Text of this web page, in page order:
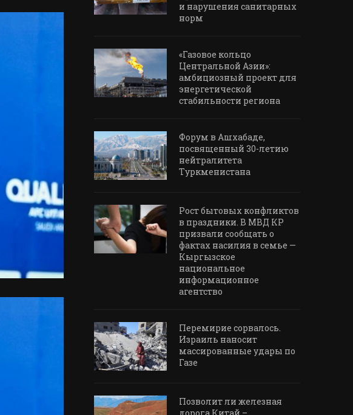
и нарушения санитарных
норм
«Газовое кольцо
Центральной Азии»:
амбициозный проект для
энергетической
стабильности региона
Форум в Ашхабаде,
посвященный 30-летию
нейтралитета
Туркменистана
Рост бытовых конфликтов
в праздники. В МВД КР
призвали сообщать о
фактах насилия в семье —
Кыргызское
национальное
информационное
агентство
Перемирие сорвалось.
Израиль наносит
массированные удары по
Газе
Позволит ли железная